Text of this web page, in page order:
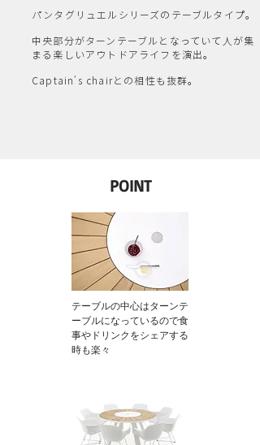
パンタグリュエルシリーズのテーブルタイプ。
中央部分がターンテーブルとなっていて人が集
まる楽しいアウトドアライフを演出。
Captain’s chairとの相性も抜群。
POINT
​テーブルの中心はターンテ
ーブルになっているので食
事やドリンクをシェアする
時も楽々